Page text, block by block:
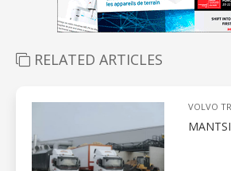
RELATED ARTICLES
VOLVO